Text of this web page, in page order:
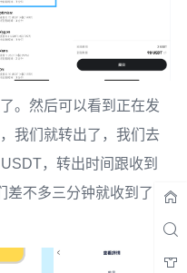
。然后可以看到正在发
我们就转出了，我们去
，转出时间跟收到
差不多三分钟就收到了